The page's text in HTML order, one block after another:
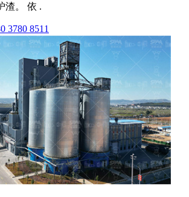
渣。 依 .
3780 8511